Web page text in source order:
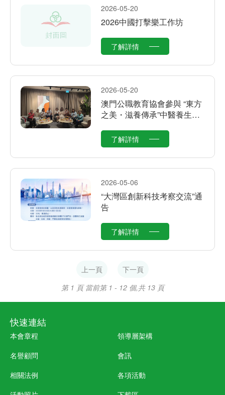
2026-05-20
2026中國打擊樂工作坊
了解詳情
2026-05-20
澳門公職教育協會參與 “東方
之美・滋養傳承”中醫養生茶
了解詳情
2026-05-06
“大灣區創新科技考察交流”通
告
了解詳情
上一頁
下一頁
第 1 頁 當前第 1 - 12 個,共 13 頁
快速連結
本會章程
領導層架構
名譽顧問
會訊
相關法例
各項活動